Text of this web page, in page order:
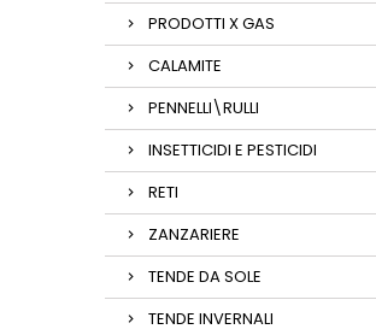
PRODOTTI X GAS
CALAMITE
PENNELLI\RULLI
INSETTICIDI E PESTICIDI
RETI
ZANZARIERE
TENDE DA SOLE
TENDE INVERNALI